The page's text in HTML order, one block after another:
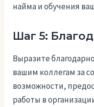
найма и обучения
Шаг 5:
Выразите
вашим коллегам за
возможности,
работы в